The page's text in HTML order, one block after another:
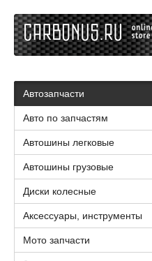
Автозапчасти
Авто по запчастям
Автошины легковые
Автошины грузовые
Диски колесные
Аксессуары, инструменты
Мото запчасти